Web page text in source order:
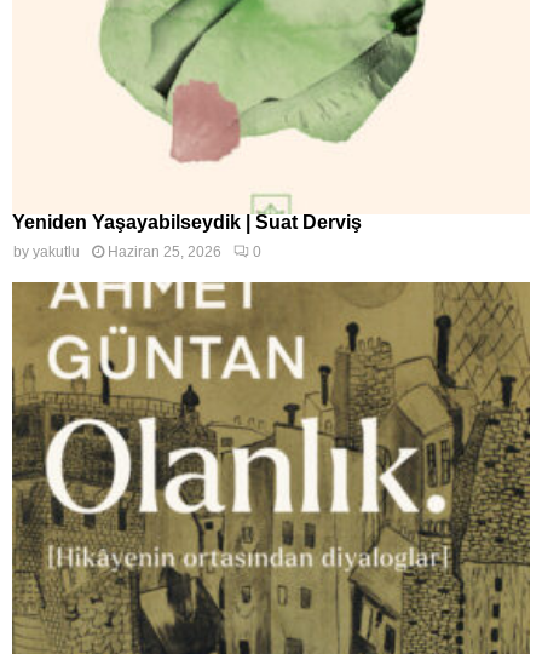
Yeniden Yaşayabilseydik | Suat Derviş
by yakutlu Haziran 25, 2026 0